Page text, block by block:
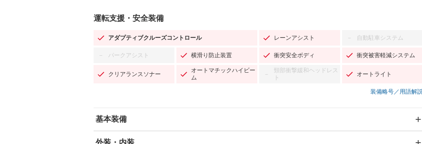
運転支援・安全装備
アダプティブクルーズコントロール レーンアシスト － 自動駐車システム
－ パークアシスト 横滑り防止装置 衝突安全ボディ 衝突被害軽減システム
クリアランスソナー
オートマチックハイビー
ム
－
頸部衝撃緩和ヘッドレス
ト
オートライト
装備略号／用語解
基本装備
外装・内装